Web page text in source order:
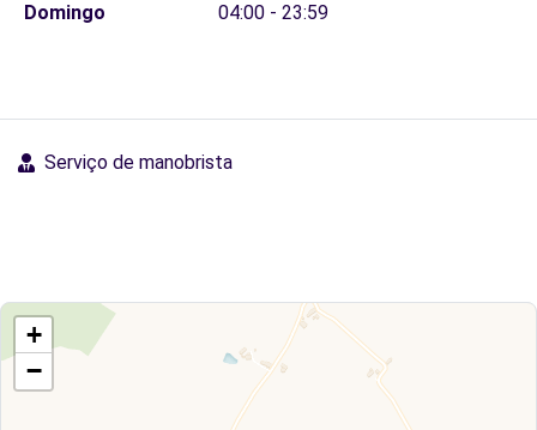
Domingo
04:00 - 23:59
Serviço de manobrista
+
−